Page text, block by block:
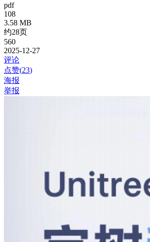
pdf
108
3.58 MB
约28页
560
2025-12-27
评论
点赞(23)
海报
举报